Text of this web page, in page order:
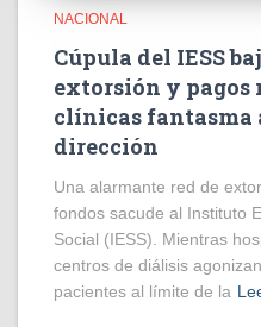
NACIONAL
Cúpula del IESS
extorsión y
clínicas fantasma
dirección
​Una alarmante red de
fondos sacude al Instituto
Social (IESS). Mientras
centros de diálisis
pacientes al límite de la